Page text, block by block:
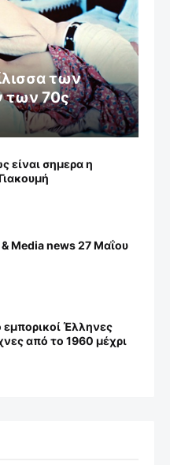
των
των 70ς
είναι σημερα η
Media news 27 Μαΐου
εμπορικοί Έλληνες
από το 1960 μέχρι